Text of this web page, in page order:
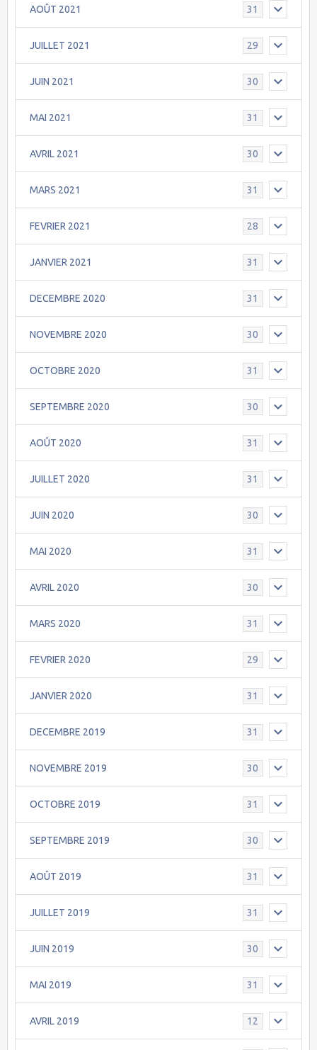
AOÛT 2021 31
JUILLET 2021 29
JUIN 2021 30
MAI 2021 31
AVRIL 2021 30
MARS 2021 31
FEVRIER 2021 28
JANVIER 2021 31
DECEMBRE 2020 31
NOVEMBRE 2020 30
OCTOBRE 2020 31
SEPTEMBRE 2020 30
AOÛT 2020 31
JUILLET 2020 31
JUIN 2020 30
MAI 2020 31
AVRIL 2020 30
MARS 2020 31
FEVRIER 2020 29
JANVIER 2020 31
DECEMBRE 2019 31
NOVEMBRE 2019 30
OCTOBRE 2019 31
SEPTEMBRE 2019 30
AOÛT 2019 31
JUILLET 2019 31
JUIN 2019 30
MAI 2019 31
AVRIL 2019 12